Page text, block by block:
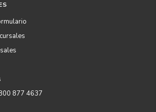
877 4637